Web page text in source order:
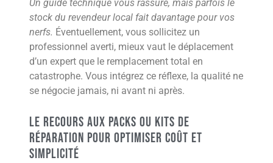
Un guide technique vous rassure, mais parfois le
stock du revendeur local fait davantage pour vos
nerfs. Éventuellement, vous sollicitez un
professionnel averti, mieux vaut le déplacement
d’un expert que le remplacement total en
catastrophe. Vous intégrez ce réflexe, la qualité ne
se négocie jamais, ni avant ni après.
Le recours aux packs ou kits de
réparation pour optimiser coût et
simplicité